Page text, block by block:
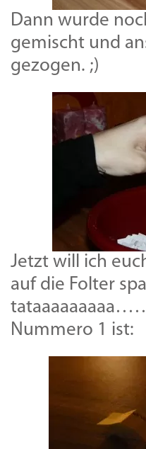
Dann wurde
gemischt und
gezogen. ;)
Jetzt will ich
auf die Folter
Nummero 1 ist: